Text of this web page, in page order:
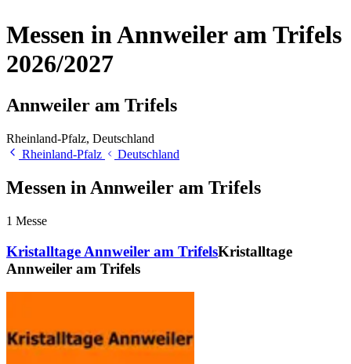
Messen in Annweiler am Trifels
2026/2027
Annweiler am Trifels
Rheinland-Pfalz, Deutschland
Rheinland-Pfalz
Deutschland
Messen in Annweiler am Trifels
1 Messe
Kristalltage Annweiler am TrifelsKristalltage
Annweiler am Trifels